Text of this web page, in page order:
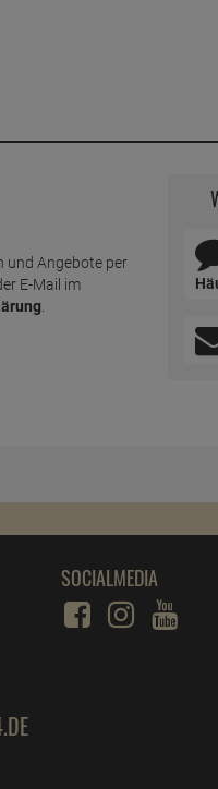
und Angebote per
E-Mail im
.
SOCIALMEDIA